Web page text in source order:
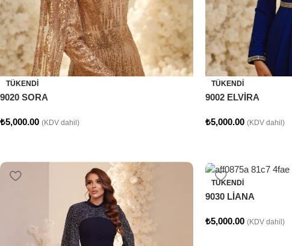
TÜKENDI
9020 SORA
₺5,000.00 (KDV dahil)
TÜKENDI
9002 ELVİRA
₺5,000.00 (KDV dahil)
TÜKENDI
9030 LİANA
₺5,000.00 (KDV dahil)